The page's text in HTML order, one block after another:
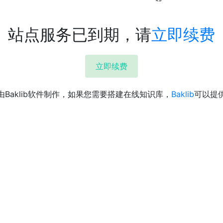
站点服务已到期，请立即续费
立即续费
Baklib软件制作，如果您需要搭建在线知识库， Baklib可以提